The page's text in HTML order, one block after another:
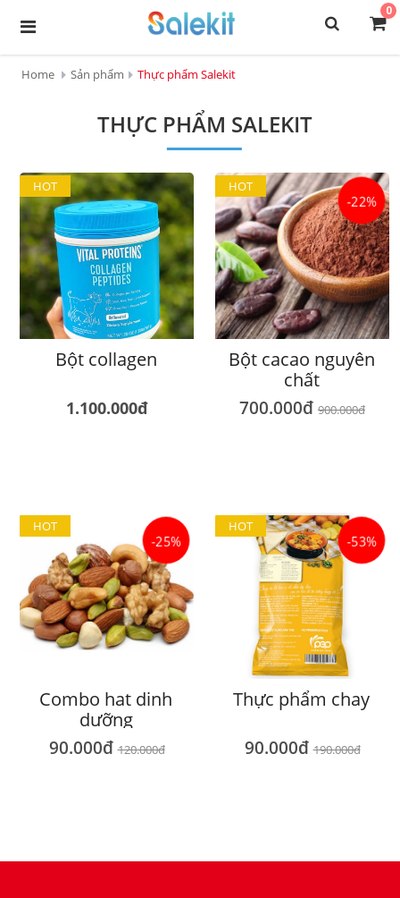
0
Home Sản phẩm Thực phẩm Salekit
THỰC PHẨM SALEKIT
HOT
Bột collagen
1.100.000đ
HOT
-22%
Bột cacao nguyên
chất
700.000đ 900.000đ
HOT
-25%
Combo hat dinh
dưỡng
90.000đ 120.000đ
HOT
-53%
Thực phẩm chay
90.000đ 190.000đ